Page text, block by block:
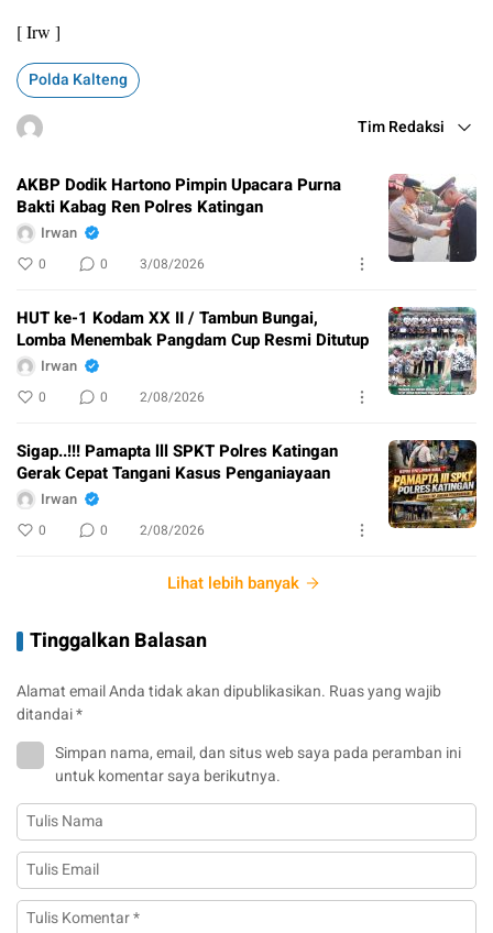
[ Irw ]
Polda Kalteng
Tim Redaksi
AKBP Dodik Hartono Pimpin Upacara Purna
Bakti Kabag Ren Polres Katingan
Irwan
0 0 3/08/2026
HUT ke-1 Kodam XX II / Tambun Bungai,
Lomba Menembak Pangdam Cup Resmi Ditutup
Irwan
0 0 2/08/2026
Sigap..!!! Pamapta lll SPKT Polres Katingan
Gerak Cepat Tangani Kasus Penganiayaan
Irwan
0 0 2/08/2026
Lihat lebih banyak
Tinggalkan Balasan
Alamat email Anda tidak akan dipublikasikan. Ruas yang wajib
ditandai*
Simpan nama, email, dan situs web saya pada peramban ini
untuk komentar saya berikutnya.